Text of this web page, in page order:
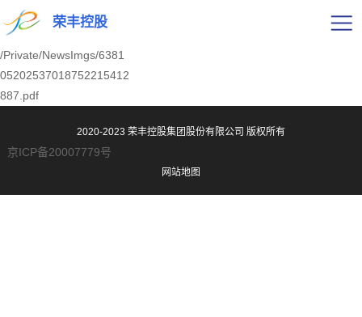
荣丰控股
/Private/NewsImgs/6381
05202537018752215412
887.pdf
2020-2023 荣丰控股集团股份有限公司 版权所有
京ICP备20007779号
网站地图